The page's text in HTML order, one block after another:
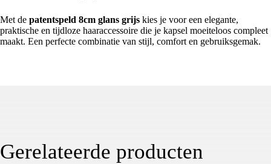
Met de patentspeld 8cm glans grijs kies je voor een elegante,
praktische en tijdloze haaraccessoire die je kapsel moeiteloos compleet
maakt. Een perfecte combinatie van stijl, comfort en gebruiksgemak.
Gerelateerde producten